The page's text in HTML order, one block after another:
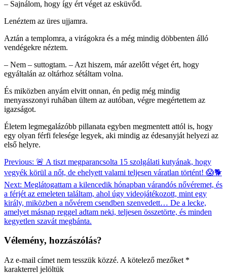
– Sajnálom, hogy így ért véget az esküvőd.
Lenéztem az üres ujjamra.
Aztán a templomra, a virágokra és a még mindig döbbenten álló
vendégekre néztem.
– Nem – suttogtam. – Azt hiszem, már azelőtt véget ért, hogy
egyáltalán az oltárhoz sétáltam volna.
És miközben anyám elvitt onnan, én pedig még mindig
menyasszonyi ruhában ültem az autóban, végre megértettem az
igazságot.
Életem legmegalázóbb pillanata egyben megmentett attól is, hogy
egy olyan férfi felesége legyek, aki mindig az édesanyját helyezi az
első helyre.
Bejegyzés
navigáció
Previous: 🚨 A tiszt megparancsolta 15 szolgálati kutyának, hogy
vegyék körül a nőt, de ehelyett valami teljesen váratlan történt! 😱🐕
Next: Meglátogattam a kilencedik hónapban várandós nővéremet, és
a férjét az emeleten találtam, ahol úgy videojátékozott, mint egy
király, miközben a nővérem csendben szenvedett… De a lecke,
amelyet másnap reggel adtam neki, teljesen összetörte, és minden
kegyetlen szavát megbánta.
Vélemény, hozzászólás?
Az e-mail címet nem tesszük közzé. A kötelező mezőket *
karakterrel jelöltük